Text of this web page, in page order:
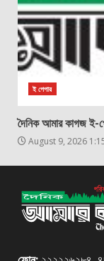
ই পেপার
দৈনিক আমার কাগজ ই-
August 9, 2026